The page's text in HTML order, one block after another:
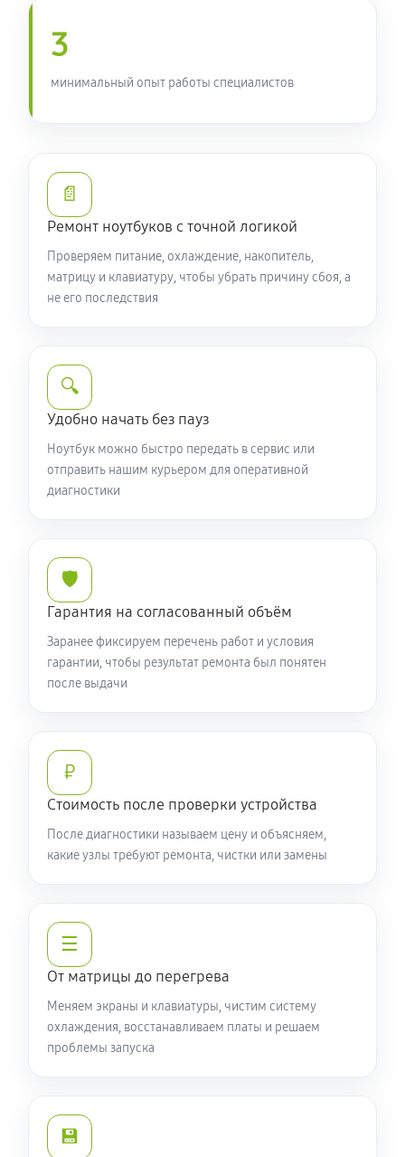
Замена южного моста ноутбука Acer 7 AN715-52-
51VE (NH.Q8FER.004)
Настройка Wi-Fi ноутбука Acer 7 AN715-52-51VE
(NH.Q8FER.004)
Ремонт петель крышки
1010 руб 50 минут
Установка драйверов ноутбука Acer 7 AN715-52-
51VE (NH.Q8FER.004)
620 руб 120 минут
Ремонт цепей питания
2130 руб 60 минут
Замена видеокарты ноутбука Acer 7 AN715-52-51VE
(NH.Q8FER.004)
Ремонт разъема питания
Замена видеочипа ноутбука Acer 7 AN715-52-51VE
(NH.Q8FER.004)
Настройка BIOS ноутбука Acer 7 AN715-52-51VE
(NH.Q8FER.004)
550 руб 60 минут
Ремонт подсветки ноутбука Acer 7 AN715-52-51VE
(NH.Q8FER.004)
Настройка ОС ноутбука Acer 7 AN715-52-51VE
(NH.Q8FER.004)
3
минимальный опыт работы специалистов
📄
Ремонт ноутбуков с точной логикой
Проверяем питание, охлаждение, накопитель,
матрицу и клавиатуру, чтобы убрать причину сбоя, а
не его последствия
🔍
Удобно начать без пауз
Ноутбук можно быстро передать в сервис или
отправить нашим курьером для оперативной
диагностики
🛡️
Гарантия на согласованный объём
Заранее фиксируем перечень работ и условия
гарантии, чтобы результат ремонта был понятен
после выдачи
₽
Стоимость после проверки устройства
После диагностики называем цену и объясняем,
какие узлы требуют ремонта, чистки или замены
☰
От матрицы до перегрева
Меняем экраны и клавиатуры, чистим систему
охлаждения, восстанавливаем платы и решаем
проблемы запуска
💾